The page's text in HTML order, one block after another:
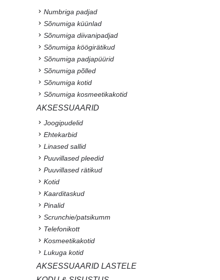
Numbriga padjad
Sõnumiga küünlad
Sõnumiga diivanipadjad
Sõnumiga köögirätikud
Sõnumiga padjapüürid
Sõnumiga põlled
Sõnumiga kotid
Sõnumiga kosmeetikakotid
AKSESSUAARID
Joogipudelid
Ehtekarbid
Linased sallid
Puuvillased pleedid
Puuvillased rätikud
Kotid
Kaarditaskud
Pinalid
Scrunchie/patsikumm
Telefonikott
Kosmeetikakotid
Lukuga kotid
AKSESSUAARID LASTELE